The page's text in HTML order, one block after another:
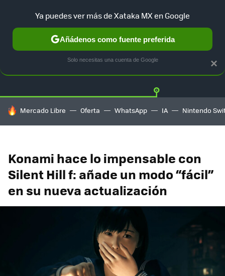
Twitter
HOY SE HABLA DE
Mercado Libre Oferta WhatsApp IA Nintendo
Konami hace lo impensable con
Silent Hill f: añade un modo “fácil”
en su nueva actualización
×
Ya puedes ver más de Xataka MX en Google
Añádenos como fuente preferida
Solo necesitas una cuenta de Google